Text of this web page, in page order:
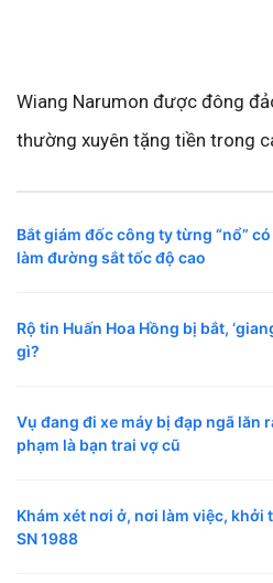
Wiang Narumon được đông
thường xuyên tặng tiền trong
Bắt giám đốc công ty từng “nổ” có
làm đường sắt tốc độ cao
Rộ tin Huấn Hoa Hồng bị bắt,
gì?
Vụ đang đi xe máy bị đạp ngã lăn
phạm là bạn trai vợ cũ
Khám xét nơi ở, nơi làm việc, khởi
SN 1988